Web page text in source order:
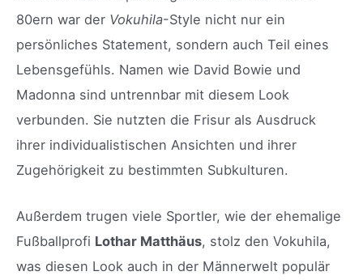
80ern war der Vokuhila-Style nicht nur ein
persönliches Statement, sondern auch Teil eines
Lebensgefühls. Namen wie David Bowie und
Madonna sind untrennbar mit diesem Look
verbunden. Sie nutzten die Frisur als Ausdruck
ihrer individualistischen Ansichten und ihrer
Zugehörigkeit zu bestimmten Subkulturen.
Außerdem trugen viele Sportler, wie der ehemalige
Fußballprofi Lothar Matthäus, stolz den Vokuhila,
was diesen Look auch in der Männerwelt populär